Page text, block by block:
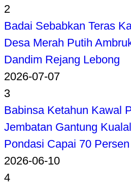
2
Badai Sebabkan Teras
Desa Merah Putih
Dandim Rejang Lebong
2026-07-07
3
Babinsa Ketahun Kawal
Jembatan Gantung
Pondasi Capai 70 Persen
2026-06-10
4